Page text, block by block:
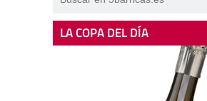
LA COPA DEL DÍA